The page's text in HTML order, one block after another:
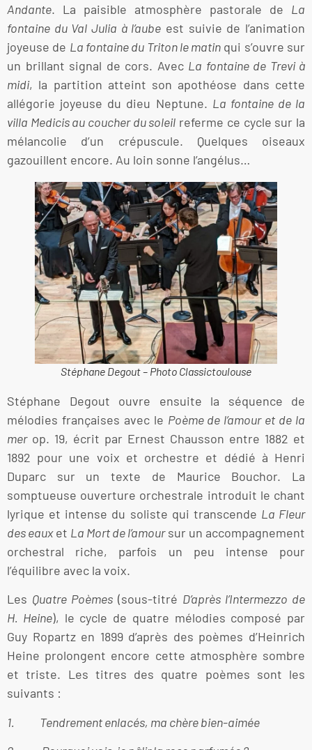
Andante. La paisible atmosphère pastorale de La
fontaine du Val Julia à l’aube est suivie de l’animation
joyeuse de La fontaine du Triton le matin qui s’ouvre sur
un brillant signal de cors. Avec La fontaine de Trevi à
midi, la partition atteint son apothéose dans cette
allégorie joyeuse du dieu Neptune. La fontaine de la
villa Medicis au coucher du soleil referme ce cycle sur la
mélancolie d’un crépuscule. Quelques oiseaux
gazouillent encore. Au loin sonne l’angélus…
Stéphane Degout – Photo Classictoulouse
Stéphane Degout ouvre ensuite la séquence de
mélodies françaises avec le Poème de l’amour et de la
merop. 19, écrit par Ernest Chausson entre 1882 et
1892 pour une voix et orchestre et dédié à Henri
Duparc sur un texte de Maurice Bouchor. La
somptueuse ouverture orchestrale introduit le chant
lyrique et intense du soliste qui transcende La Fleur
des eauxet La Mort de l’amoursur un accompagnement
orchestral riche, parfois un peu intense pour
l’équilibre avec la voix.
Les Quatre Poèmes (sous-titré D’après l’Intermezzo de
H. Heine), le cycle de quatre mélodies composé par
Guy Ropartz en 1899 d’après des poèmes d’Heinrich
Heine prolongent encore cette atmosphère sombre
et triste. Les titres des quatre poèmes sont les
suivants :
1. Tendrement enlacés, ma chère bien-aimée